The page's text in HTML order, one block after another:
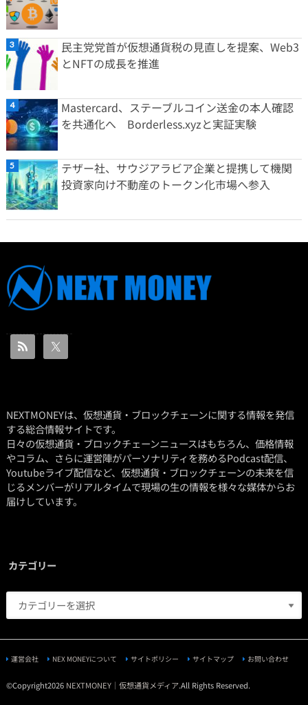
民主党党首が仮想通貨税の見直しを提案、Web3
とNFTの成長を推進
Mastercard、ステーブルコイン送金の本人確認
を共通化へ Borderless.xyzと実証実験
テザー社、サウジアラビア企業と提携して機関
投資家向け不動産のトークン化市場へ参入
NEXTMONEYは、仮想通貨・ブロックチェーンに関する情報を発信
する総合情報サイトです。
日々の仮想通貨・ブロックチェーンニュースはもちろん、価格情報
やコラム、さらに運営陣がパーソナリティを務めるPodcast配信、
Youtubeライブ配信など、仮想通貨・ブロックチェーンの未来を信
じるメンバーがリアルタイムで現場の生の情報を様々な媒体からお
届けしています。
カテゴリー
運営会社 NEX MONEYについて サイトポリシー サイトマップ お問い合わせ
©Copyright2026 NEXTMONEY｜仮想通貨メディア.All Rights Reserved.